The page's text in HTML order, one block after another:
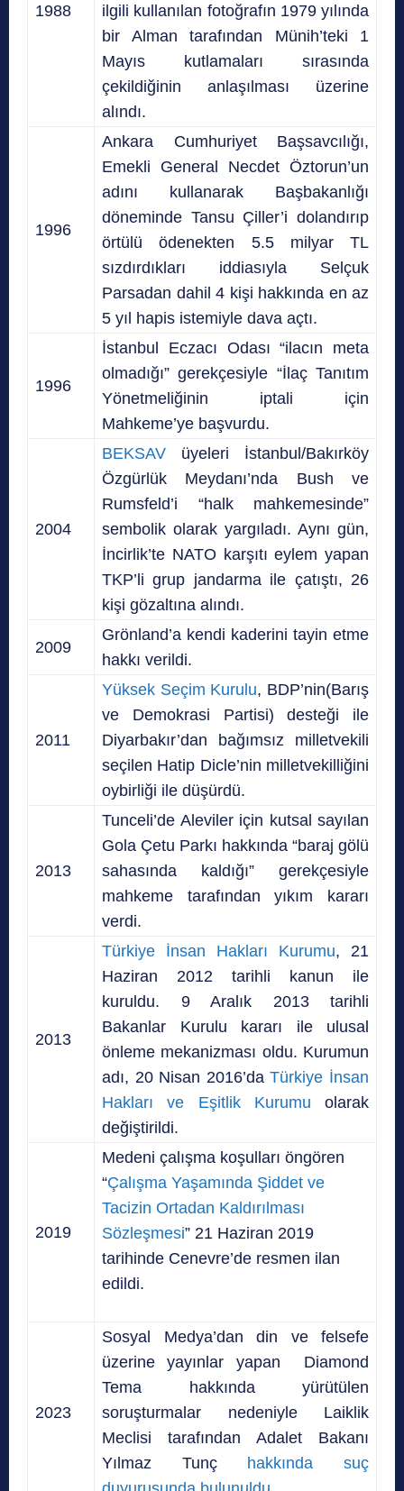
1988
ilgili kullanılan fotoğrafın 1979 yılında
bir Alman tarafından Münih’teki 1
Mayıs kutlamaları sırasında
çekildiğinin anlaşılması üzerine
alındı.
1996
Ankara Cumhuriyet Başsavcılığı,
Emekli General Necdet Öztorun’un
adını kullanarak Başbakanlığı
döneminde Tansu Çiller’i dolandırıp
örtülü ödenekten 5.5 milyar TL
sızdırdıkları iddiasıyla Selçuk
Parsadan dahil 4 kişi hakkında en az
5 yıl hapis istemiyle dava açtı.
1996
İstanbul Eczacı Odası “ilacın meta
olmadığı” gerekçesiyle “İlaç Tanıtım
Yönetmeliğinin iptali için
Mahkeme’ye başvurdu.
2004
BEKSAV üyeleri İstanbul/Bakırköy
Özgürlük Meydanı’nda Bush ve
Rumsfeld’i “halk mahkemesinde”
sembolik olarak yargıladı. Aynı gün,
İncirlik’te NATO karşıtı eylem yapan
TKP’li grup jandarma ile çatıştı, 26
kişi gözaltına alındı.
2009
Grönland’a kendi kaderini tayin etme
hakkı verildi.
2011
Yüksek Seçim Kurulu, BDP’nin(Barış
ve Demokrasi Partisi) desteği ile
Diyarbakır’dan bağımsız milletvekili
seçilen Hatip Dicle’nin milletvekilliğini
oybirliği ile düşürdü.
2013
Tunceli’de Aleviler için kutsal sayılan
Gola Çetu Parkı hakkında “baraj gölü
sahasında kaldığı” gerekçesiyle
mahkeme tarafından yıkım kararı
verdi.
2013
Türkiye İnsan Hakları Kurumu, 21
Haziran 2012 tarihli kanun ile
kuruldu. 9 Aralık 2013 tarihli
Bakanlar Kurulu kararı ile ulusal
önleme mekanizması oldu. Kurumun
adı, 20 Nisan 2016’daTürkiye İnsan
Hakları ve Eşitlik Kurumu olarak
değiştirildi.
2019
Medeni çalışma koşulları öngören
“Çalışma Yaşamında Şiddet ve
Tacizin Ortadan Kaldırılması
Sözleşmesi” 21 Haziran 2019
tarihinde Cenevre’de resmen ilan
edildi.
2023
Sosyal Medya’dan din ve felsefe
üzerine yayınlar yapan Diamond
Tema hakkında yürütülen
soruşturmalar nedeniyle Laiklik
Meclisi tarafından Adalet Bakanı
Yılmaz Tunçhakkında suç